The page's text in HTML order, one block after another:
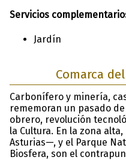
Servicios
Jardín
Comarca
Carbonífero y minería,
rememoran un pasado
obrero, revolución
la Cultura. En la zona
Asturias—, y el Parque
Biosfera, son el